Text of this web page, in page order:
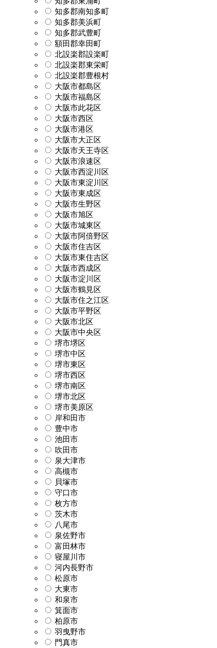
知多郡南知多町
知多郡美浜町
知多郡武豊町
額田郡幸田町
北設楽郡設楽町
北設楽郡東栄町
北設楽郡豊根村
大阪市都島区
大阪市福島区
大阪市此花区
大阪市西区
大阪市港区
大阪市大正区
大阪市天王寺区
大阪市浪速区
大阪市西淀川区
大阪市東淀川区
大阪市東成区
大阪市生野区
大阪市旭区
大阪市城東区
大阪市阿倍野区
大阪市住吉区
大阪市東住吉区
大阪市西成区
大阪市淀川区
大阪市鶴見区
大阪市住之江区
大阪市平野区
大阪市北区
大阪市中央区
堺市堺区
堺市中区
堺市東区
堺市西区
堺市南区
堺市北区
堺市美原区
岸和田市
豊中市
池田市
吹田市
泉大津市
高槻市
貝塚市
守口市
枚方市
茨木市
八尾市
泉佐野市
富田林市
寝屋川市
河内長野市
松原市
大東市
和泉市
箕面市
柏原市
羽曳野市
門真市